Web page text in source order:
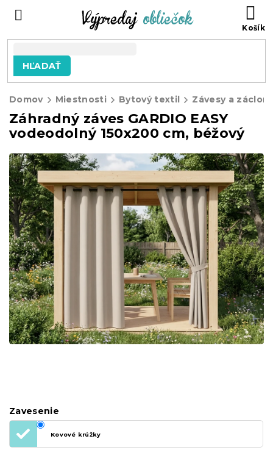
HĽADAŤ
Domov Miestnosti Bytový textil Závesy a
Záhradný záves GARDIO EASY
vodeodolný 150x200 cm, béžový
Zavesenie
Kovové krúžky